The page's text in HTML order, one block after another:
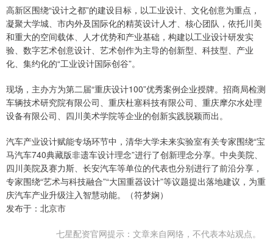
高新区围绕“设计之都”的建设目标，以工业设计、文化创意为重点，
凝聚大学城、市内外及国际化的精英设计人才、核心团队，依托川美
和重大的空间载体、人才优势和产业基础，构建以工业设计研发实
验、数字艺术创意设计、艺术创作为主导的创新型、科技型、产业
化、集约化的“工业设计国际创谷”。
现场，主办方为第二届“重庆设计100”优秀案例企业授牌。招商局检测
车辆技术研究院有限公司、重庆杜塞科技有限公司、重庆摩尔水处理
设备有限公司、四川美术学院等企业的创新实践脱颖而出。
汽车产业设计赋能专场环节中，清华大学未来实验室有关专家围绕“宝
马汽车740典藏版非遗车设计理念”进行了创新理念分享。中央美院、
四川美院及赛力斯、长安汽车等单位的代表也分别进行了前沿分享，
专家围绕“艺术与科技融合”“大国重器设计”等议题提出落地建议，为重
庆汽车产业升级注入智慧动能。（符梦娴）
发布于：北京市
七星配资官网提示：文章来自网络，不代表本站观点。